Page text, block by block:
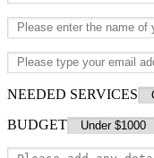
NEEDED SERVICES
BUDGET